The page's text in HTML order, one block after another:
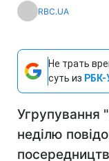
RBC.UA
Не трать
суть из РБК-
Угрупування
неділю